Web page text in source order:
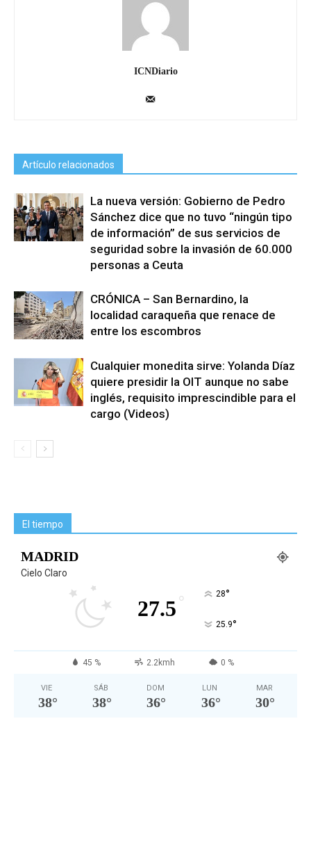
ICNDiario
Artículo relacionados
La nueva versión: Gobierno de Pedro
Sánchez dice que no tuvo “ningún tipo
de información” de sus servicios de
seguridad sobre la invasión de 60.000
personas a Ceuta
CRÓNICA – San Bernardino, la
localidad caraqueña que renace de
entre los escombros
Cualquier monedita sirve: Yolanda Díaz
quiere presidir la OIT aunque no sabe
inglés, requisito imprescindible para el
cargo (Videos)
El tiempo
MADRID
Cielo Claro
27.5 ° 28°
25.9°
45 % 2.2kmh 0 %
VIE
38°
SÁB
38°
DOM
36°
LUN
36°
MAR
30°